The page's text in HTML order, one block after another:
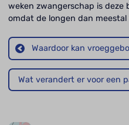
weken zwangerschap is deze
omdat de longen dan
Waardoor kan